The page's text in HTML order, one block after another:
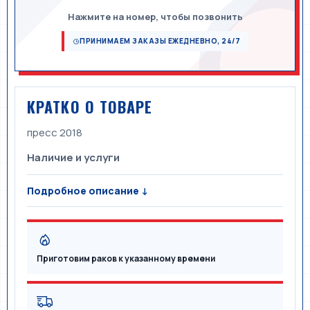
Нажмите на номер, чтобы позвонить
ПРИНИМАЕМ ЗАКАЗЫ ЕЖЕДНЕВНО, 24/7
КРАТКО О ТОВАРЕ
пресс 2018
Наличие и услуги
Подробное описание ↓
Приготовим раков к указанному времени